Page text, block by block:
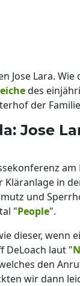
Jose Lara.
des
der
Jose
Kläranlage in
und
"People".
dieser, wenn
DeLoach laut "
den
wir dann